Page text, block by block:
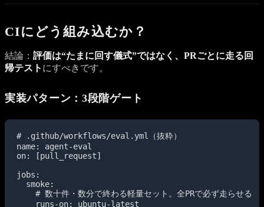
CIにどう組み込むか？
結論： 評価は“たまに回す儀式”ではなく、PRごとに走る回
帰テスト にすべきです。
実装パターン：3段階ゲート
# .github/workflows/eval.yml（抜粋）
name: agent-eval
on: [pull_request]
jobs:
  smoke:
    # 数十件・数分で終わる軽量セット。全PRで必ず走らせる
    runs-on: ubuntu-latest